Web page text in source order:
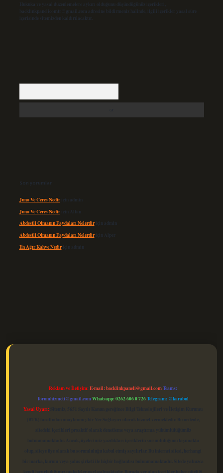
Hukuka ve yasal düzenlemelere aykırı olduğunu düşündüğünüz içerikleri,
backlinkpanelicomtr@gmail.com adresine bildirmeniz halinde, ilgili içerikler yasal süre
içerisinde sitemizden kaldırılacaktır.
Son yorumlar
Juno Ve Ceres Nediriçin admin
Juno Ve Ceres Nediriçin Altan
Abdestli Olmanın Faydaları Nelerdiriçin admin
Abdestli Olmanın Faydaları Nelerdiriçin Alper
En Ağır Kahve Nediriçin admin
Reklam ve İletişim:E-mail:backlinkpaneli@gmail.comTeams:
forumhizmeti@gmail.comWhatsapp: 0262 606 0 726Telegram: @karabul
Yasal Uyarı: